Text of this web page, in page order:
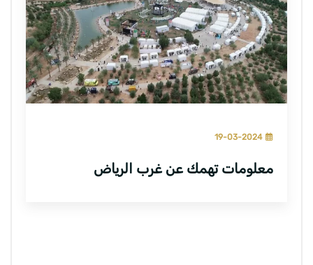
19-03-2024
معلومات تهمك عن غرب الرياض